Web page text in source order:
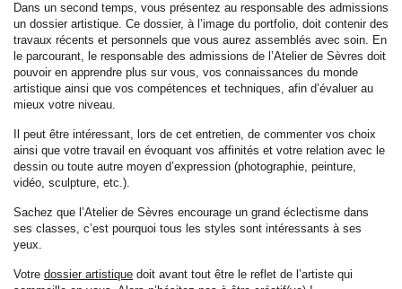
Dans un second temps, vous présentez au responsable des admissions
un dossier artistique. Ce dossier, à l’image du portfolio, doit contenir des
travaux récents et personnels que vous aurez assemblés avec soin. En
le parcourant, le responsable des admissions de l’Atelier de Sèvres doit
pouvoir en apprendre plus sur vous, vos connaissances du monde
artistique ainsi que vos compétences et techniques, afin d’évaluer au
mieux votre niveau.
Il peut être intéressant, lors de cet entretien, de commenter vos choix
ainsi que votre travail en évoquant vos affinités et votre relation avec le
dessin ou toute autre moyen d’expression (photographie, peinture,
vidéo, sculpture, etc.).
Sachez que l’Atelier de Sèvres encourage un grand éclectisme dans
ses classes, c’est pourquoi tous les styles sont intéressants à ses
yeux.
Votre dossier artistique doit avant tout être le reflet de l’artiste qui